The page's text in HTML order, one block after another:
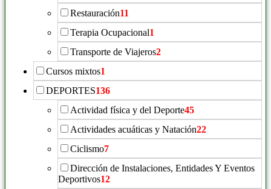
Restauración11
Terapia Ocupacional1
Transporte de Viajeros2
Cursos mixtos1
DEPORTES136
Actividad física y del Deporte45
Actividades acuáticas y Natación22
Ciclismo7
Dirección de Instalaciones, Entidades Y Eventos
Deportivos12